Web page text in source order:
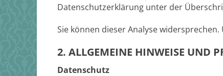
Datenschutzerklärung unter der
Sie können dieser Analyse
2. ALLGEMEINE HINWEISE UND
Datenschutz